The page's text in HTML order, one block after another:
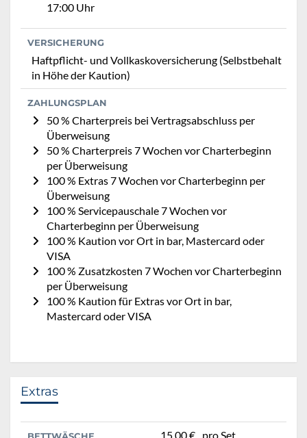
17:00 Uhr
VERSICHERUNG
Haftpflicht- und Vollkaskoversicherung (Selbstbehalt
in Höhe der Kaution)
ZAHLUNGSPLAN
50 % Charterpreis bei Vertragsabschluss per
Überweisung
50 % Charterpreis 7 Wochen vor Charterbeginn
per Überweisung
100 % Extras 7 Wochen vor Charterbeginn per
Überweisung
100 % Servicepauschale 7 Wochen vor
Charterbeginn per Überweisung
100 % Kaution vor Ort in bar, Mastercard oder
VISA
100 % Zusatzkosten 7 Wochen vor Charterbeginn
per Überweisung
100 % Kaution für Extras vor Ort in bar,
Mastercard oder VISA
Extras
15,00 € pro Set